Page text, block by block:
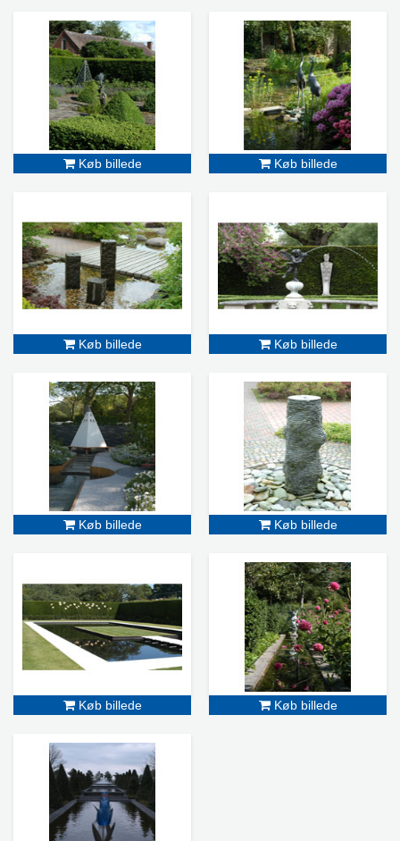
Køb billede Køb billede
Køb billede Køb billede
Køb billede Køb billede
Køb billede Køb billede